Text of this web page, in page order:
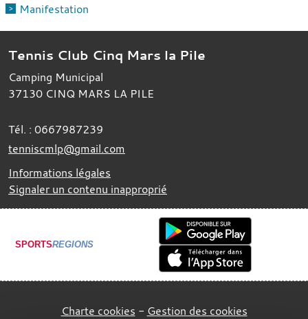
Manifestation
Tennis Club Cinq Mars la Pile
Camping Municipal
37130 CINQ MARS LA PILE
Tél. : 0667987239
tenniscmlp@gmail.com
Informations légales
Signaler un contenu inapproprié
SPORTSREGIONS
Charte cookies Gestion des cookies